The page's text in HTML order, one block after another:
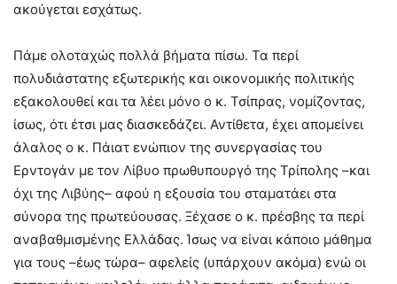
ακούγεται εσχάτως.
Πάμε ολοταχώς πολλά βήματα πίσω. Τα περί
πολυδιάστατης εξωτερικής και οικονομικής πολιτικής
εξακολουθεί και τα λέει μόνο ο κ. Τσίπρας, νομίζοντας,
ίσως, ότι έτσι μας διασκεδάζει. Αντίθετα, έχει απομείνει
άλαλος ο κ. Πάιατ ενώπιον της συνεργασίας του
Ερντογάν με τον Λίβυο πρωθυπουργό της Τρίπολης –και
όχι της Λιβύης– αφού η εξουσία του σταματάει στα
σύνορα της πρωτεύουσας. Ξέχασε ο κ. πρέσβης τα περί
αναβαθμισμένης Ελλάδας. Ίσως να είναι κάποιο μάθημα
για τους –έως τώρα– αφελείς (υπάρχουν ακόμα) ενώ οι